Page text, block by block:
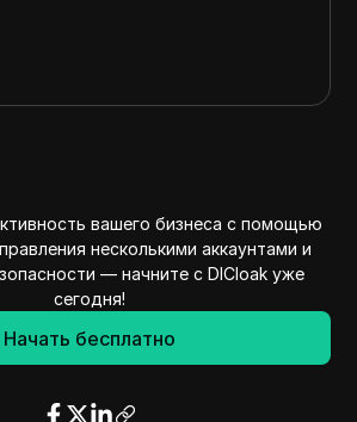
вашего бизнеса с помощью
несколькими аккаунтами и
— начните с DICloak уже
сегодня!
Начать бесплатно